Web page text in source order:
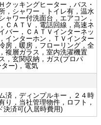
クッキングヒーター，バス・
，シャワー，トイレ有，温水
ャワー付洗面台，エアコン，
ＣＡＴＶ，電話回線，高速ネ
バー，ＣＡＴＶインターネッ
インターホン，ＴＶインター
房，暖房，フローリング，全
複層ガラス，室内洗濯機置
，玄関収納，ガス(プロパ
ー)，電気
済，ディンプルキー，２４時
り，当社管理物件，ロフト，
決済可(入居時費用)